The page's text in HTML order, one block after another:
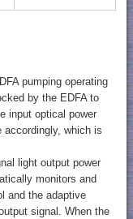
pumping operating
by the EDFA to
input optical power
which is
light output power
monitors and
and the adaptive
signal. When the